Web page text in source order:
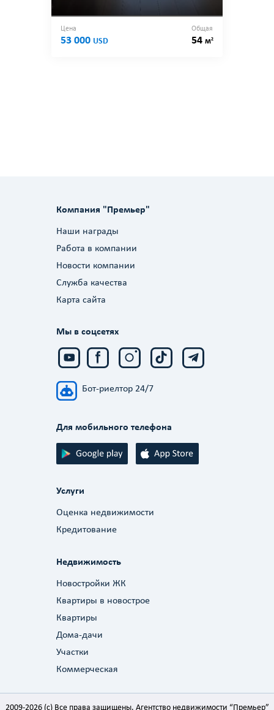
Цена
53 000 USD
Общая
54 м2
Компания "Премьер"
Наши награды
Работа в компании
Новости компании
Служба качества
Карта сайта
Мы в соцсетях
Бот-риелтор 24/7
Для мобильного телефона
Услуги
Оценка недвижимости
Кредитование
Недвижимость
Новостройки ЖК
Квартиры в новострое
Квартиры
Дома-дачи
Участки
Коммерческая
2009-2026 (c) Все права защищены. Агентство недвижимости “Премьер”